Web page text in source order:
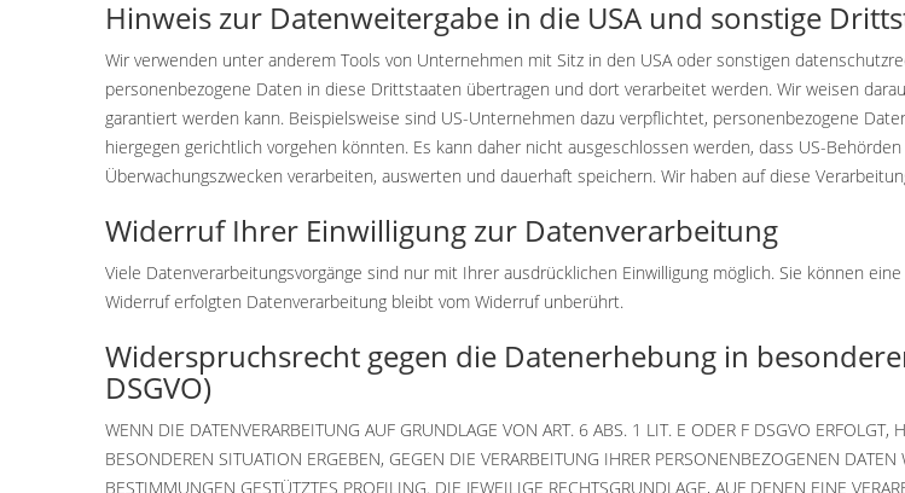
Hinweis zur Datenweitergabe in die USA und sonstige
Wir verwenden unter anderem Tools von Unternehmen mit Sitz in den USA oder sonstigen
personenbezogene Daten in diese Drittstaaten übertragen und dort verarbeitet werden. Wir weisen
garantiert werden kann. Beispielsweise sind US-Unternehmen dazu verpflichtet, personenbezogene
hiergegen gerichtlich vorgehen könnten. Es kann daher nicht ausgeschlossen werden, dass US-
Überwachungszwecken verarbeiten, auswerten und dauerhaft speichern. Wir haben auf diese
Widerruf Ihrer Einwilligung zur Datenverarbeitung
Viele Datenverarbeitungsvorgänge sind nur mit Ihrer ausdrücklichen Einwilligung möglich. Sie können
Widerruf erfolgten Datenverarbeitung bleibt vom Widerruf unberührt.
Widerspruchsrecht gegen die Datenerhebung in
DSGVO)
WENN DIE DATENVERARBEITUNG AUF GRUNDLAGE VON ART. 6 ABS. 1 LIT. E ODER F DSGVO ERFOLGT,
BESONDEREN SITUATION ERGEBEN, GEGEN DIE VERARBEITUNG IHRER PERSONENBEZOGENEN
BESTIMMUNGEN GESTÜTZTES PROFILING. DIE JEWEILIGE RECHTSGRUNDLAGE, AUF DENEN EINE